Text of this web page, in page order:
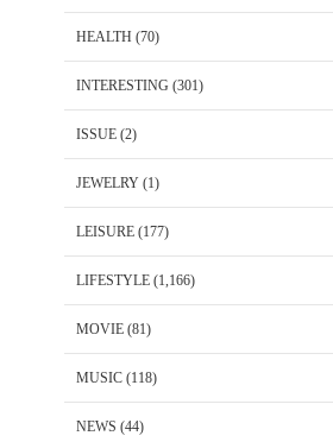
HEALTH (70)
INTERESTING (301)
ISSUE (2)
JEWELRY (1)
LEISURE (177)
LIFESTYLE (1,166)
MOVIE (81)
MUSIC (118)
NEWS (44)